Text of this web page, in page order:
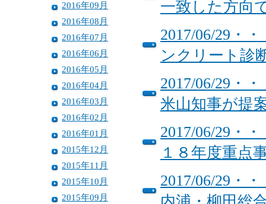
2016年09月
2016年08月
2016年07月
2016年06月
2016年05月
2016年04月
2016年03月
2016年02月
2016年01月
2015年12月
2015年11月
2015年10月
2015年09月
一致した方向
2017/06/29・
ンクリート診
2017/06/29・
米山知事が提
2017/06/29・
１８年度重点
2017/06/29・